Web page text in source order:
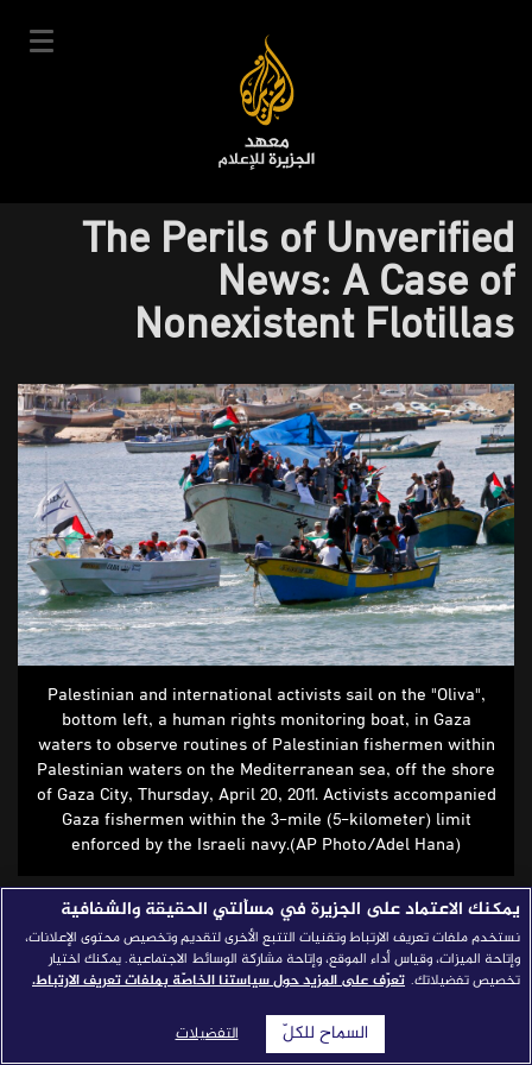
User
account
menu
دخول
Main
navigation
دوراتنا
خبراؤنا
عن المعهد
التعليم الإلكتروني
أخبار وفعاليات
قصص النجاح
مجلة الصحافة
إصداراتنا
معارف إعلامية
شركاؤنا
للتواصل | استفسارات
The Perils of Unverified
News: A Case of
Nonexistent Flotillas
Palestinian and international activists sail on the "Oliva",
bottom left, a human rights monitoring boat, in Gaza
waters to observe routines of Palestinian fishermen within
Palestinian waters on the Mediterranean sea, off the shore
of Gaza City, Thursday, April 20, 2011. Activists accompanied
Gaza fishermen within the 3-mile (5-kilometer) limit
enforced by the Israeli navy.(AP Photo/Adel Hana)
The Perils of Unverified News: A Case
of Nonexistent Flotillas
Ilya U Topper
يمكنك الاعتماد على الجزيرة في مسألتي الحقيقة والشفافية
نستخدم ملفات تعريف الارتباط وتقنيات التتبع الأخرى لتقديم وتخصيص محتوى الإعلانات،
وإتاحة الميزات، وقياس أداء الموقع، وإتاحة مشاركة الوسائط الاجتماعية. يمكنك اختيار
تخصيص تفضيلاتك. تعرّف على المزيد حول سياستنا الخاصّة بملفات تعريف الارتباط.
التفضيلات السماح للكلّ